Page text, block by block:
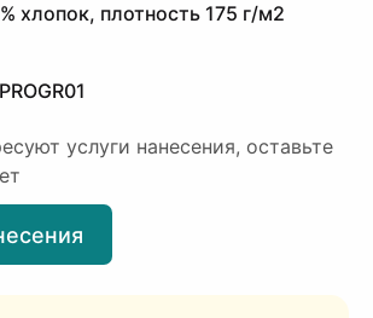
хлопок, плотность 175 г/м2
услуги нанесения, оставьте